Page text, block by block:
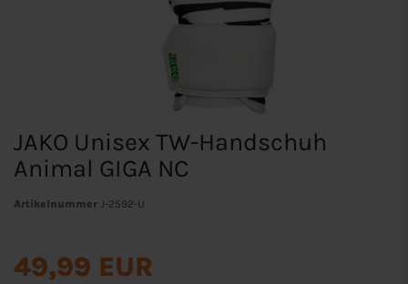
JAKO Unisex TW-Handschuh
Animal GIGA NC
Artikelnummer J-2592-U
49,99 EUR